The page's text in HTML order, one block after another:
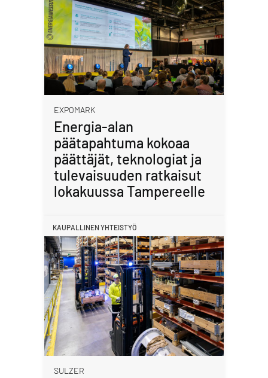
EXPOMARK
Energia-alan
päätapahtuma kokoaa
päättäjät, teknologiat ja
tulevaisuuden ratkaisut
lokakuussa Tampereelle
KAUPALLINEN YHTEISTYÖ
SULZER